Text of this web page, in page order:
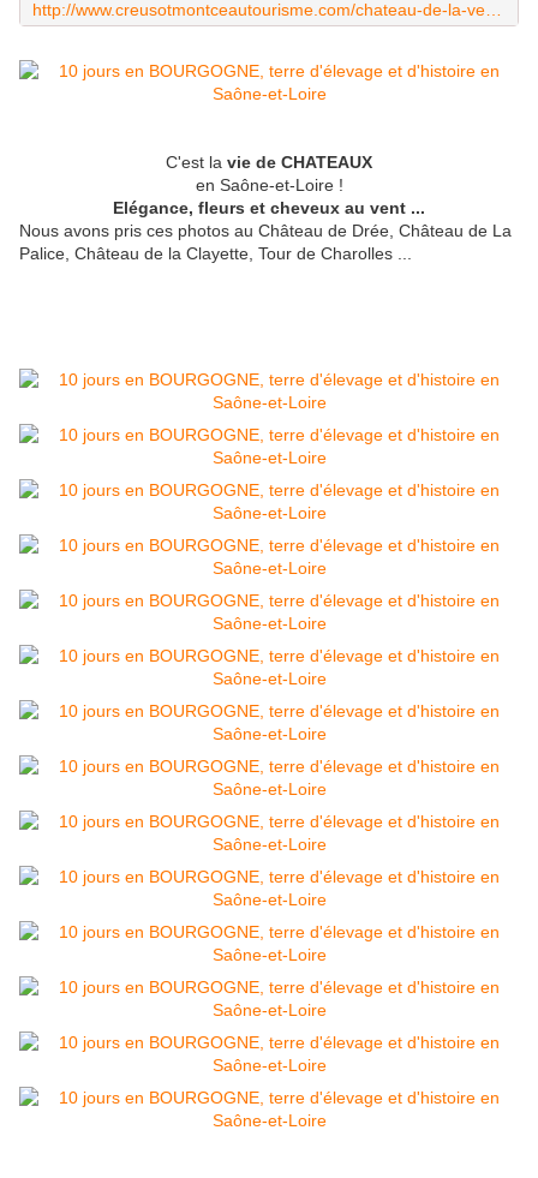
C'est la vie de CHATEAUX
en Saône-et-Loire !
Elégance, fleurs et cheveux au vent ...
Nous avons pris ces photos au Château de Drée, Château de La
Palice, Château de la Clayette, Tour de Charolles ...